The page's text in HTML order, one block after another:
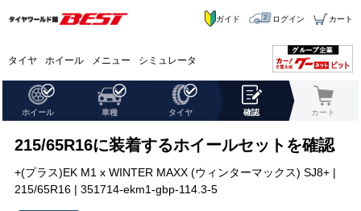
タイヤ ホイール メニュー シミュレータ
ガイド ログイン カート
ホイール 車種 タイヤ 確認 カート
215/65R16に装着するホイールセットを確認
+(プラス)EK M1 x WINTER MAXX (ウィンターマックス) SJ8+ |
215/65R16 | 351714-ekm1-gbp-114.3-5